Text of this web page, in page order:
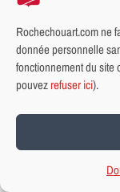
Rochechouart.com ne
donnée personnelle
fonctionnement du site
pouvezrefuser ici).
Une école